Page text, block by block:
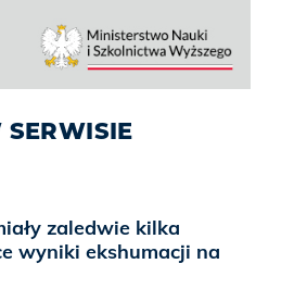
zaledwie kilka
wyniki ekshumacji na